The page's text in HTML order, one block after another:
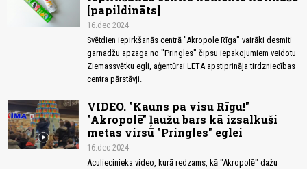
[papildināts]
16.dec 2024
Svētdien iepirkšanās centrā "Akropole Rīga" vairāki desmiti
garnadžu apzaga no "Pringles" čipsu iepakojumiem veidotu
Ziemassvētku egli, aģentūrai LETA apstiprināja tirdzniecības
centra pārstāvji.
VIDEO. "Kauns pa visu Rīgu!"
"Akropolē" ļaužu bars kā izsalkuši
metas virsū "Pringles" eglei
16.dec 2024
Aculiecinieka video, kurā redzams, kā "Akropolē" dažu